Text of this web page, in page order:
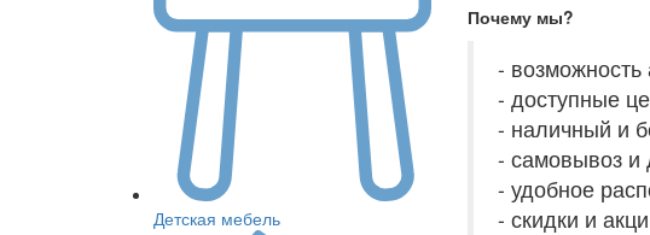
Детская мебель
Почему мы?
-
- доступные
- наличный и
- самовывоз и
- удобное
- скидки и